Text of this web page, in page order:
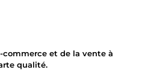
commerce et de la vente à
qualité.